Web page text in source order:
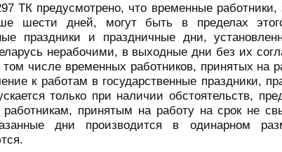
ТК предусмотрено, что временные
шести дней, могут быть в пределах
праздники и праздничные дни,
нерабочими, в выходные дни без их
том числе временных работников, принятых на
к работам в государственные праздники,
только при наличии обстоятельств,
принятым на работу на срок не
дни производится в одинарном